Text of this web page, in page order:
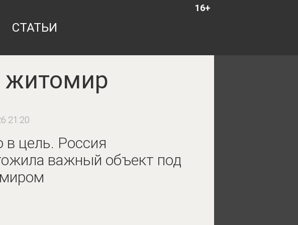
16+
СТАТЬИ
житомир
21:20
в цель. Россия
важный объект под